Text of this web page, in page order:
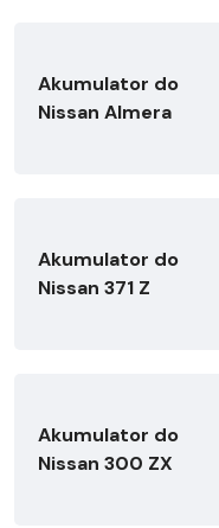
Akumulator do
Nissan Almera
Akumulator do
Nissan 371 Z
Akumulator do
Nissan 300 ZX